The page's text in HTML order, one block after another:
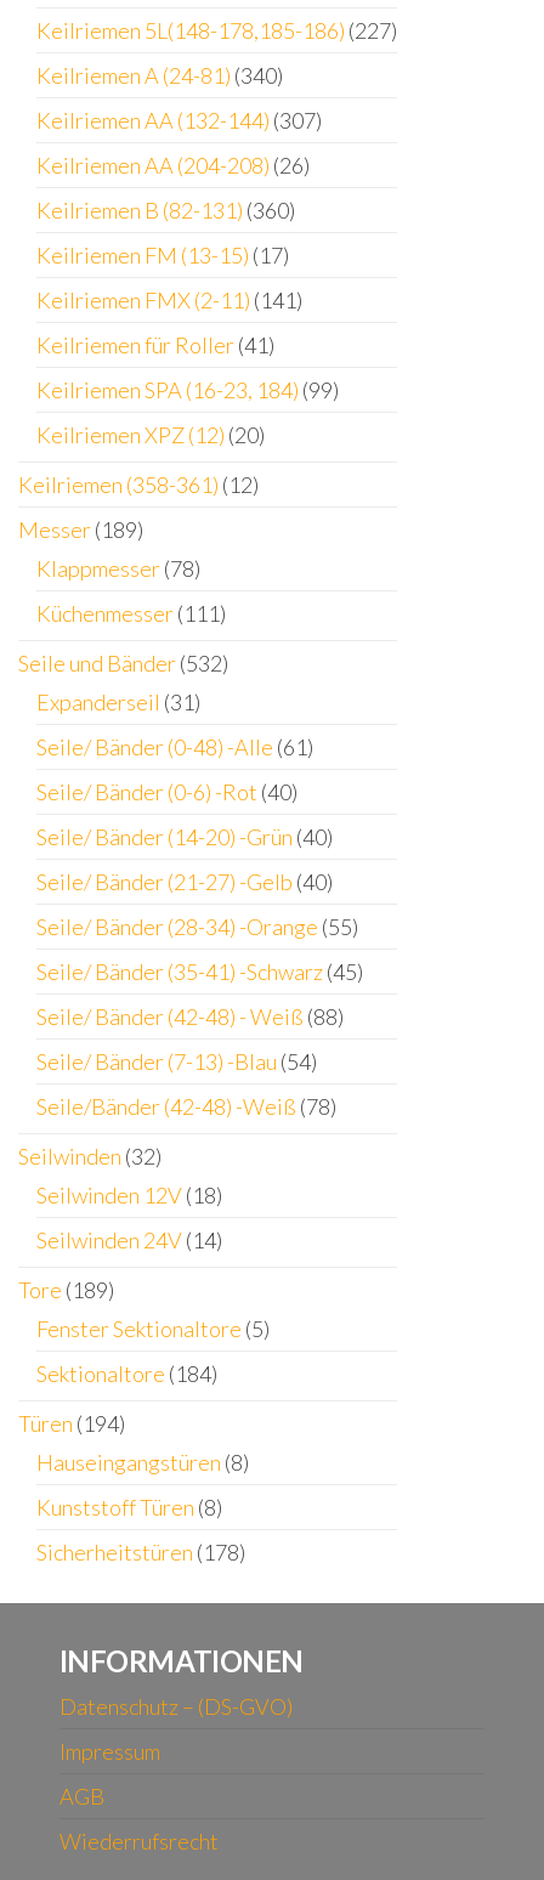
Keilriemen 5L(148-178,185-186) (227)
Keilriemen A (24-81) (340)
Keilriemen AA (132-144) (307)
Keilriemen AA (204-208) (26)
Keilriemen B (82-131) (360)
Keilriemen FM (13-15) (17)
Keilriemen FMX (2-11) (141)
Keilriemen für Roller(41)
Keilriemen SPA (16-23, 184) (99)
Keilriemen XPZ (12) (20)
Keilriemen (358-361) (12)
Messer(189)
Klappmesser(78)
Küchenmesser(111)
Seile und Bänder(532)
Expanderseil (31)
Seile/ Bänder (0-48) -Alle (61)
Seile/ Bänder (0-6) -Rot (40)
Seile/ Bänder (14-20) -Grün (40)
Seile/ Bänder (21-27) -Gelb (40)
Seile/ Bänder (28-34) -Orange (55)
Seile/ Bänder (35-41) -Schwarz(45)
Seile/ Bänder (42-48) - Weiß (88)
Seile/ Bänder (7-13) -Blau (54)
Seile/Bänder (42-48) -Weiß (78)
Seilwinden (32)
Seilwinden 12V(18)
Seilwinden 24V(14)
Tore (189)
Fenster Sektionaltore (5)
Sektionaltore (184)
Türen (194)
Hauseingangstüren (8)
Kunststoff Türen (8)
Sicherheitstüren (178)
INFORMATIONEN
Datenschutz – (DS-GVO)
Impressum
AGB
Wiederrufsrecht